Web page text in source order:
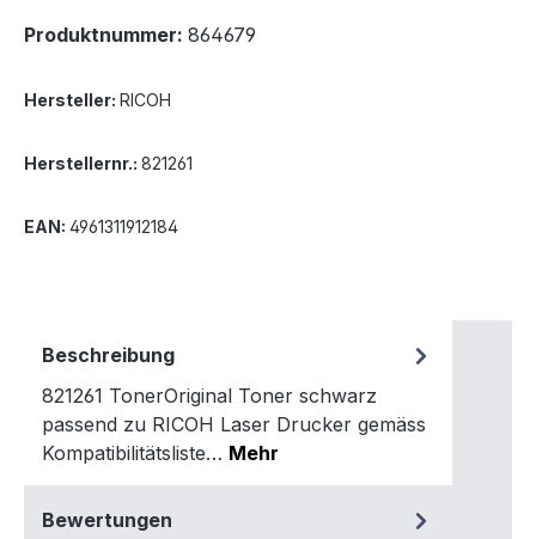
Produktnummer: 864679
Hersteller: RICOH
Herstellernr.: 821261
EAN: 4961311912184
Beschreibung
821261 TonerOriginal Toner schwarz
passend zu RICOH Laser Drucker gemäss
Kompatibilitätsliste… Mehr
Bewertungen